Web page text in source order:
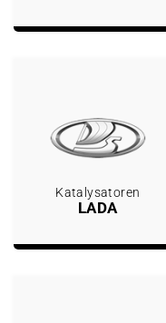
Katalysatoren
LADA